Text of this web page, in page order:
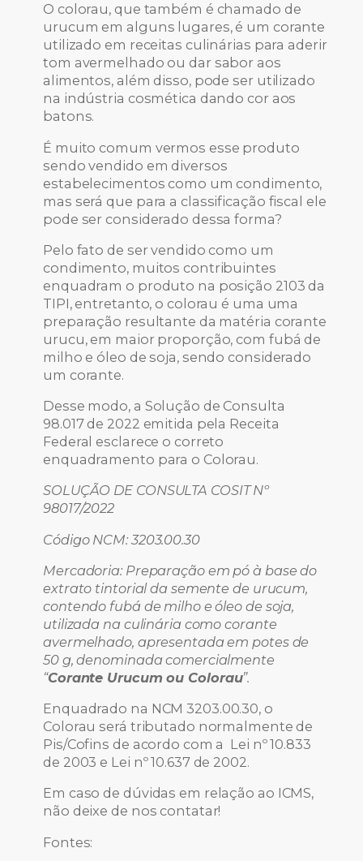
O colorau, que também é chamado de
urucum em alguns lugares, é um corante
utilizado em receitas culinárias para aderir
tom avermelhado ou dar sabor aos
alimentos, além disso, pode ser utilizado
na indústria cosmética dando cor aos
batons.
É muito comum vermos esse produto
sendo vendido em diversos
estabelecimentos como um condimento,
mas será que para a classificação fiscal ele
pode ser considerado dessa forma?
Pelo fato de ser vendido como um
condimento, muitos contribuintes
enquadram o produto na posição 2103 da
TIPI, entretanto, o colorau é uma uma
preparação resultante da matéria corante
urucu, em maior proporção, com fubá de
milho e óleo de soja, sendo considerado
um corante.
Desse modo, a Solução de Consulta
98.017 de 2022 emitida pela Receita
Federal esclarece o correto
enquadramento para o Colorau.
SOLUÇÃO DE CONSULTA COSIT Nº
98017/2022
Código NCM: 3203.00.30
Mercadoria: Preparação em pó à base do
extrato tintorial da semente de urucum,
contendo fubá de milho e óleo de soja,
utilizada na culinária como corante
avermelhado, apresentada em potes de
50 g, denominada comercialmente
“Corante Urucum ou Colorau”.
Enquadrado na NCM 3203.00.30, o
Colorau será tributado normalmente de
Pis/Cofins de acordo com a Lei nº 10.833
de 2003 e Lei nº 10.637 de 2002.
Em caso de dúvidas em relação ao ICMS,
não deixe de nos contatar!
Fontes: